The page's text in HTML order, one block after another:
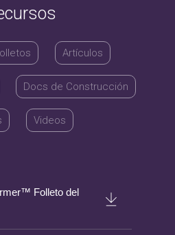
Artículos
Docs de Construcción
Videos
Folleto del